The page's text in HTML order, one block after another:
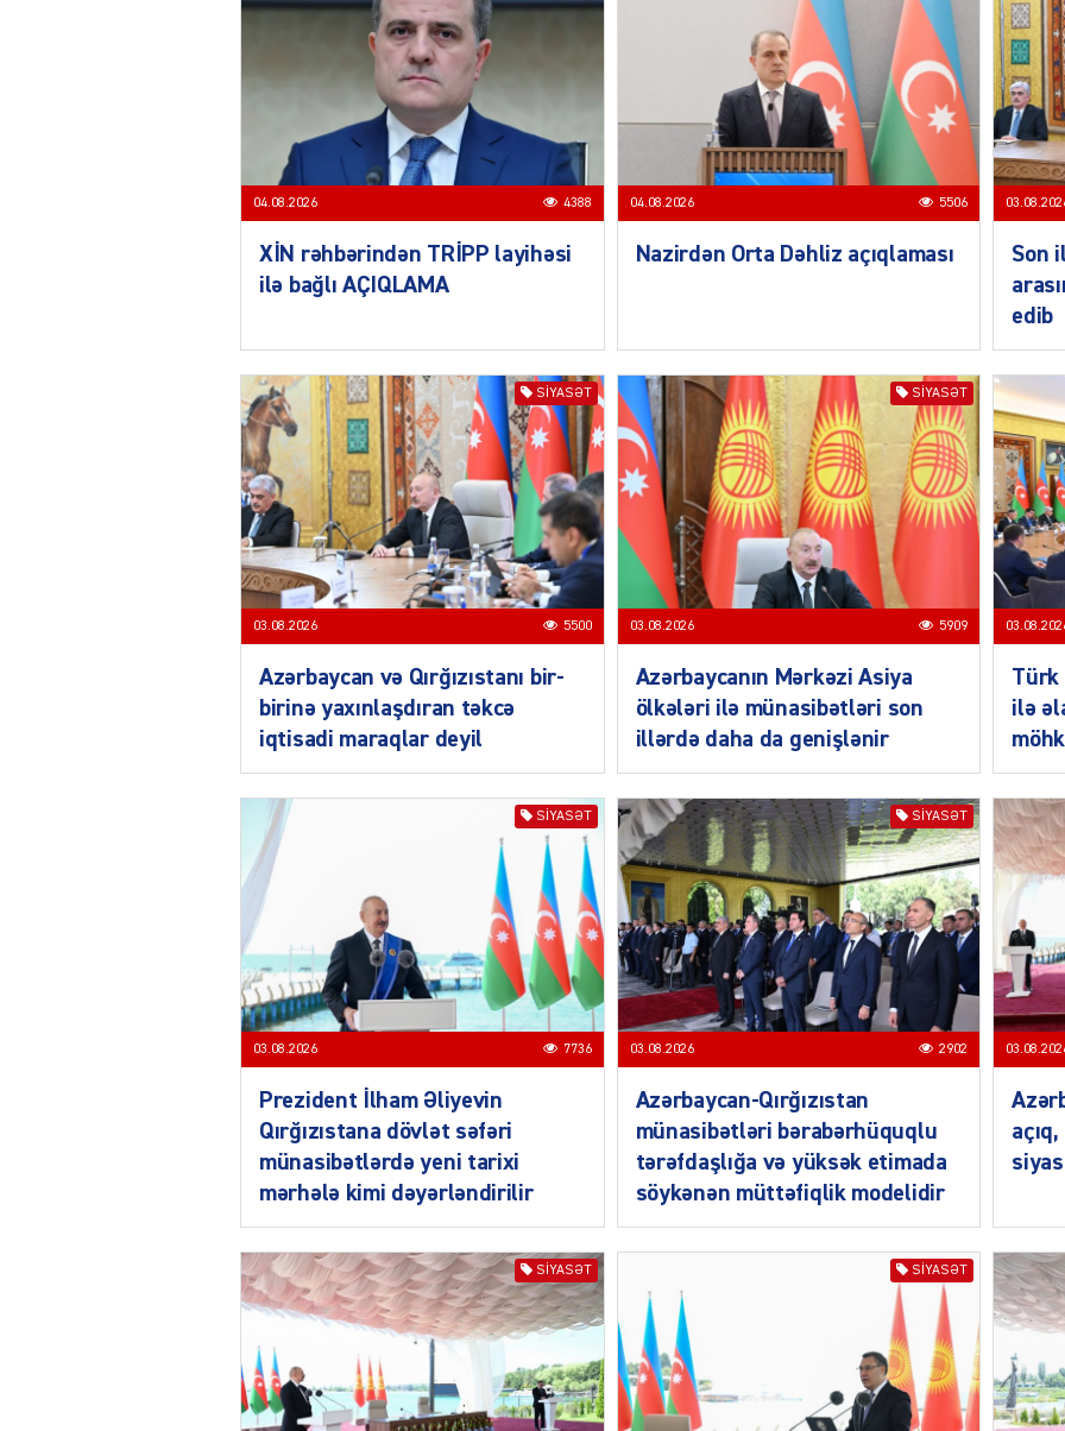
04.08.2026 4388
XİN rəhbərindən TRİPP layihəsi
ilə bağlı AÇIQLAMA
04.08.2026 5506
Nazirdən Orta Dəhliz açıqlaması
Son
edib
SIYASƏT
03.08.2026 5500
Azərbaycan və Qırğızıstanı bir-
birinə yaxınlaşdıran təkcə
iqtisadi maraqlar deyil
SIYASƏT
03.08.2026 5909
Azərbaycanın Mərkəzi Asiya
ölkələri ilə münasibətləri son
illərdə daha da genişlənir
Türk
ilə
SIYASƏT
03.08.2026 7736
Prezident İlham Əliyevin
Qırğızıstana dövlət səfəri
münasibətlərdə yeni tarixi
mərhələ kimi dəyərləndirilir
SIYASƏT
03.08.2026 2902
Azərbaycan-Qırğızıstan
münasibətləri bərabərhüquqlu
tərəfdaşlığa və yüksək etimada
söykənən müttəfiqlik modelidir
SIYASƏT SIYASƏT